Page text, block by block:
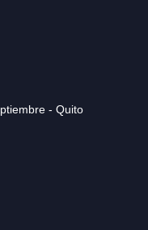
- Quito